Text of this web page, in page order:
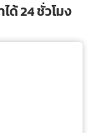
ด้ 24 ชั่วโมง